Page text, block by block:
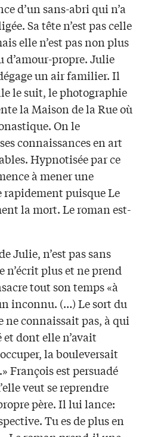
d’un sans-abri qui n’a
Sa tête n’est pas celle
elle n’est pas non plus
d’amour-propre. Julie
un air familier. Il
le suit, le photographie
la Maison de la Rue où
On le
connaissances en art
Hypnotisée par ce
à mener une
puisque Le
la mort. Le roman est-
Julie, n’est pas sans
n’écrit plus et ne prend
tout son temps «à
inconnu. (…) Le sort du
ne connaissait pas, à qui
dont elle n’avait
la bouleversait
François est persuadé
veut se reprendre
père. Il lui lance:
Tu es de plus en